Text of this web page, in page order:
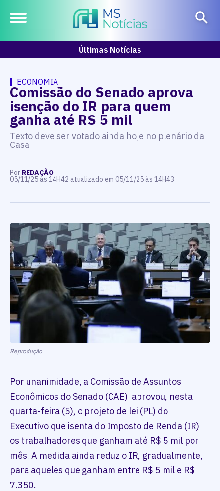
Últimas Notícias
ECONOMIA
Comissão do Senado aprova
isenção do IR para quem
ganha até RS 5 mil
Texto deve ser votado ainda hoje no plenário da
Casa
Por REDAÇÃO
05/11/25 às 14H42 atualizado em 05/11/25 às 14H43
Reprodução
Por unanimidade, a Comissão de Assuntos
Econômicos do Senado (CAE) aprovou, nesta
quarta-feira (5), o projeto de lei (PL) do
Executivo que isenta do Imposto de Renda (IR)
os trabalhadores que ganham até R$ 5 mil por
mês. A medida ainda reduz o IR, gradualmente,
para aqueles que ganham entre R$ 5 mil e R$
7.350.